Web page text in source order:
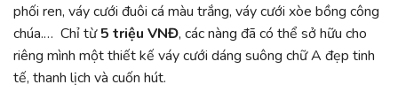
phối ren, váy cưới đuôi cá màu trắng, váy cưới xòe bồng công
chúa.… Chỉ từ5 triệu VNĐ, các nàng đã có thể sở hữu cho
riêng mình một thiết kế váy cưới dáng suông chữ A đẹp tinh
tế, thanh lịch và cuốn hút.